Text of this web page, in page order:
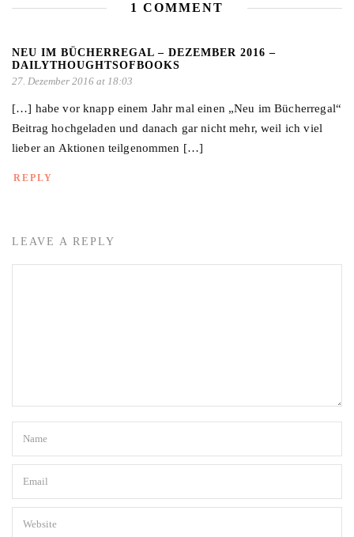
1 COMMENT
NEU IM BÜCHERREGAL – DEZEMBER 2016 –
DAILYTHOUGHTSOFBOOKS
27. Dezember 2016 at 18:03
[…] habe vor knapp einem Jahr mal einen „Neu im Bücherregal“
Beitrag hochgeladen und danach gar nicht mehr, weil ich viel
lieber an Aktionen teilgenommen […]
REPLY
LEAVE A REPLY